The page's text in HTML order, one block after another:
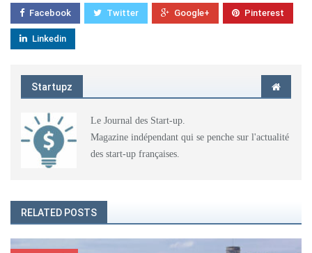
Facebook Twitter Google+ Pinterest
Linkedin
Startupz
Le Journal des Start-up.
Magazine indépendant qui se penche sur l'actualité
des start-up françaises.
RELATED POSTS